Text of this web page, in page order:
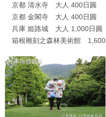
京都 清水寺 大人 400日圓
京都 金閣寺 大人 400日圓
兵庫 姫路城 大人 1,000日圓
箱根雕刻之森林美術館 1,600